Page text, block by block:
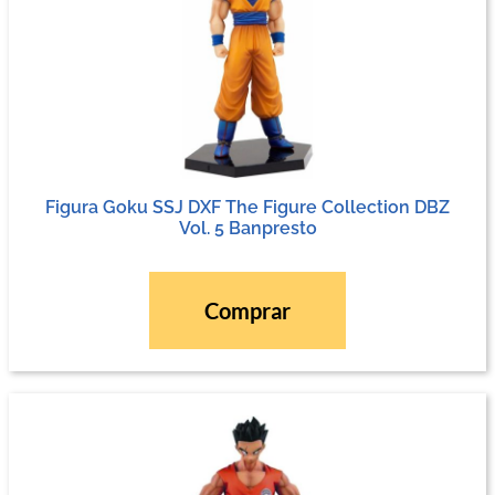
Figura Goku SSJ DXF The Figure Collection DBZ
Vol. 5 Banpresto
Comprar